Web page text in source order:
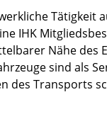
Tätigkeit
IHK
Nähe des
sind als
des Transports